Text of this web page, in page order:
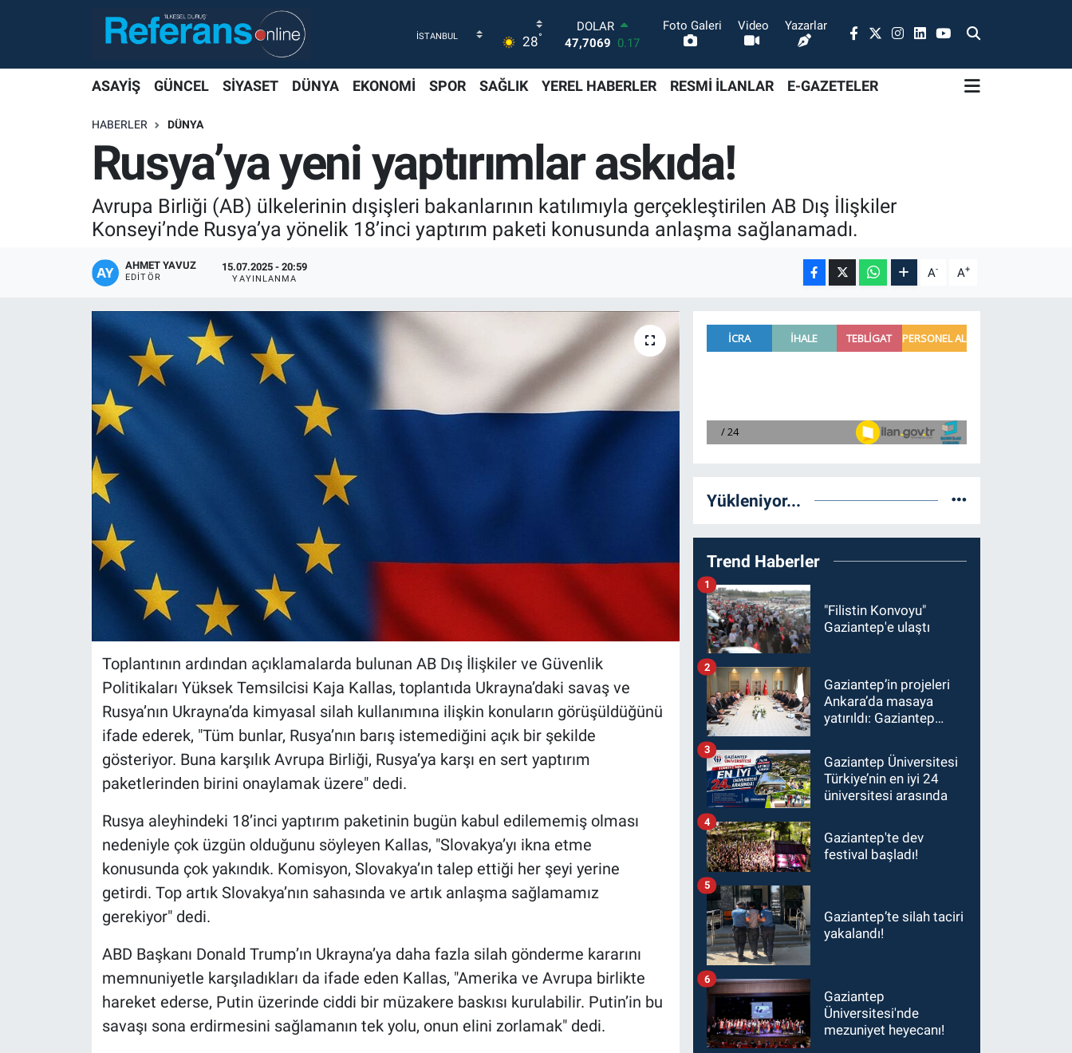
28°
DOLAR
47,7069 0.17
STERLİN
BİST100
13.887 64
64.360,53 -0.76
Foto Galeri Video Yazarlar
ASAYİŞ GÜNCEL SİYASET DÜNYA EKONOMİ SPOR SAĞLIK YEREL HABERLER RESMİ İLANLAR E-GAZETELER
HABERLER DÜNYA
Rusya’ya yeni yaptırımlar askıda!
Avrupa Birliği (AB) ülkelerinin dışişleri bakanlarının katılımıyla gerçekleştirilen AB Dış İlişkiler
Konseyi’nde Rusya’ya yönelik 18’inci yaptırım paketi konusunda anlaşma sağlanamadı.
AHMET YAVUZ
EDITÖR
15.07.2025 - 20:59
YAYINLANMA A- A+
Toplantının ardından açıklamalarda bulunan AB Dış İlişkiler ve Güvenlik
Politikaları Yüksek Temsilcisi Kaja Kallas, toplantıda Ukrayna’daki savaş ve
Rusya’nın Ukrayna’da kimyasal silah kullanımına ilişkin konuların görüşüldüğünü
ifade ederek, "Tüm bunlar, Rusya’nın barış istemediğini açık bir şekilde
gösteriyor. Buna karşılık Avrupa Birliği, Rusya’ya karşı en sert yaptırım
paketlerinden birini onaylamak üzere" dedi.
Rusya aleyhindeki 18’inci yaptırım paketinin bugün kabul edilememiş olması
nedeniyle çok üzgün olduğunu söyleyen Kallas, "Slovakya’yı ikna etme
konusunda çok yakındık. Komisyon, Slovakya’ın talep ettiği her şeyi yerine
getirdi. Top artık Slovakya’nın sahasında ve artık anlaşma sağlamamız
gerekiyor" dedi.
ABD Başkanı Donald Trump’ın Ukrayna’ya daha fazla silah gönderme kararını
memnuniyetle karşıladıkları da ifade eden Kallas, "Amerika ve Avrupa birlikte
hareket ederse, Putin üzerinde ciddi bir müzakere baskısı kurulabilir. Putin’in bu
savaşı sona erdirmesini sağlamanın tek yolu, onun elini zorlamak" dedi.
Yükleniyor...
Trend Haberler
"Filistin Konvoyu"
Gaziantep'e ulaştı
1
Gaziantep’in projeleri
Ankara’da masaya
yatırıldı: Gaziantep
Şimşek’e ziyaret!
2
Gaziantep Üniversitesi
Türkiye’nin en iyi 24
üniversitesi arasında
3
Gaziantep'te dev
festival başladı!
4
Gaziantep’te silah taciri
yakalandı!
5
Gaziantep
Üniversitesi'nde
mezuniyet heyecanı!
6